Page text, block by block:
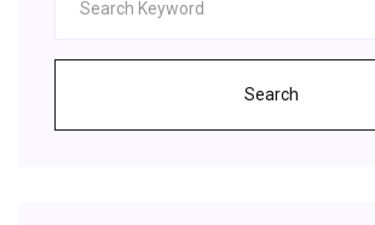
Search